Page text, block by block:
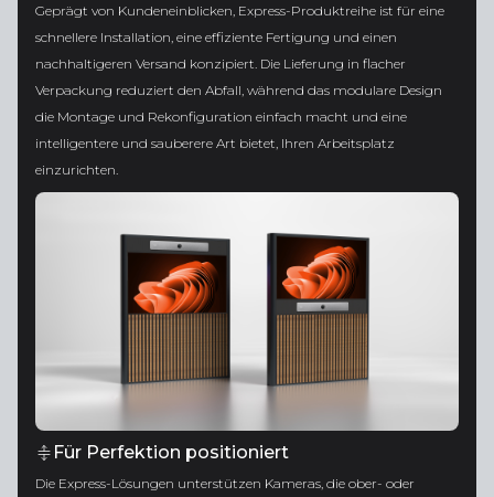
Geprägt von Kundeneinblicken, Express-Produktreihe ist für eine
schnellere Installation, eine effiziente Fertigung und einen
nachhaltigeren Versand konzipiert. Die Lieferung in flacher
Verpackung reduziert den Abfall, während das modulare Design
die Montage und Rekonfiguration einfach macht und eine
intelligentere und sauberere Art bietet, Ihren Arbeitsplatz
einzurichten.
Für Perfektion positioniert
Die Express-Lösungen unterstützen Kameras, die ober- oder